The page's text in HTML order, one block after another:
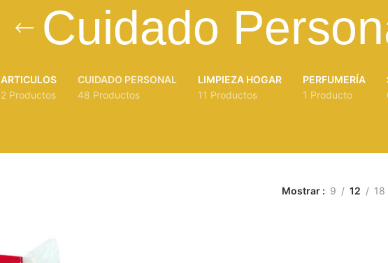
Cuidado
ARTICULOS
2 Productos
CUIDADO PERSONAL
48 Productos
LIMPIEZA HOGAR
11 Productos
PERFUMERÍA
1 Producto
Mostrar 9 12 18